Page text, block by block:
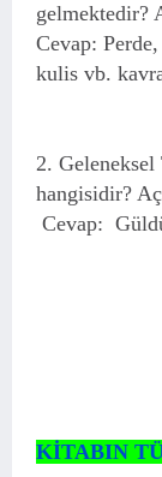
gelmektedir?
Cevap:
kulis vb.
2.
hangisidir?
Cevap:
KİTABIN